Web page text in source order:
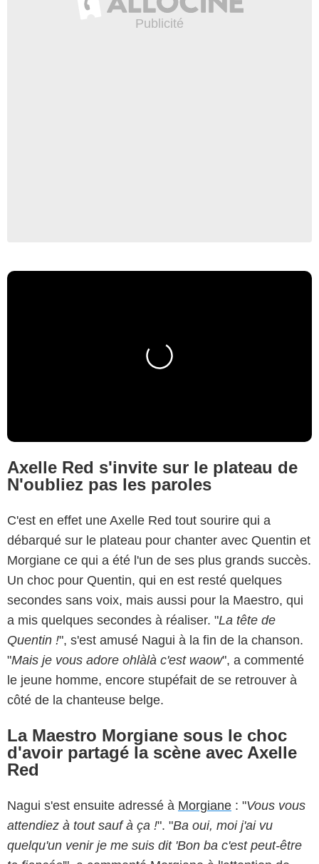
Axelle Red s'invite sur le plateau de
N'oubliez pas les paroles
C'est en effet une Axelle Red tout sourire qui a
débarqué sur le plateau pour chanter avec Quentin et
Morgiane ce qui a été l'un de ses plus grands succès.
Un choc pour Quentin, qui en est resté quelques
secondes sans voix, mais aussi pour la Maestro, qui
a mis quelques secondes à réaliser. "La tête de
Quentin !", s'est amusé Nagui à la fin de la chanson.
"Mais je vous adore ohlàlà c'est waow", a commenté
le jeune homme, encore stupéfait de se retrouver à
côté de la chanteuse belge.
La Maestro Morgiane sous le choc
d'avoir partagé la scène avec Axelle
Red
Nagui s'est ensuite adressé à Morgiane : "Vous vous
attendiez à tout sauf à ça !". "Ba oui, moi j'ai vu
quelqu'un venir je me suis dit 'Bon ba c'est peut-être